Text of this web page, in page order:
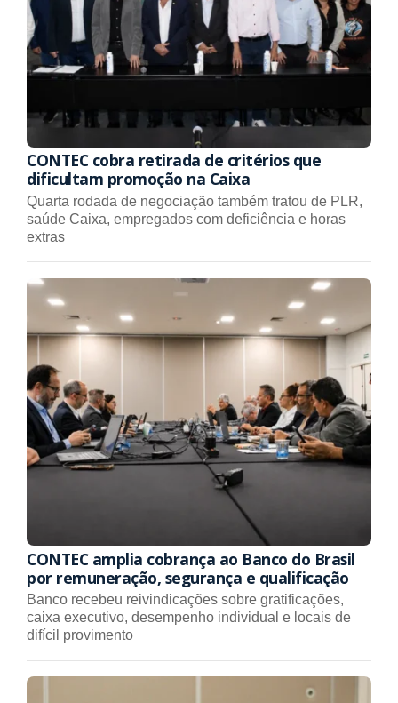
CONTEC cobra retirada de critérios que
dificultam promoção na Caixa
Quarta rodada de negociação também tratou de PLR,
saúde Caixa, empregados com deficiência e horas
extras
CONTEC amplia cobrança ao Banco do Brasil
por remuneração, segurança e qualificação
Banco recebeu reivindicações sobre gratificações,
caixa executivo, desempenho individual e locais de
difícil provimento